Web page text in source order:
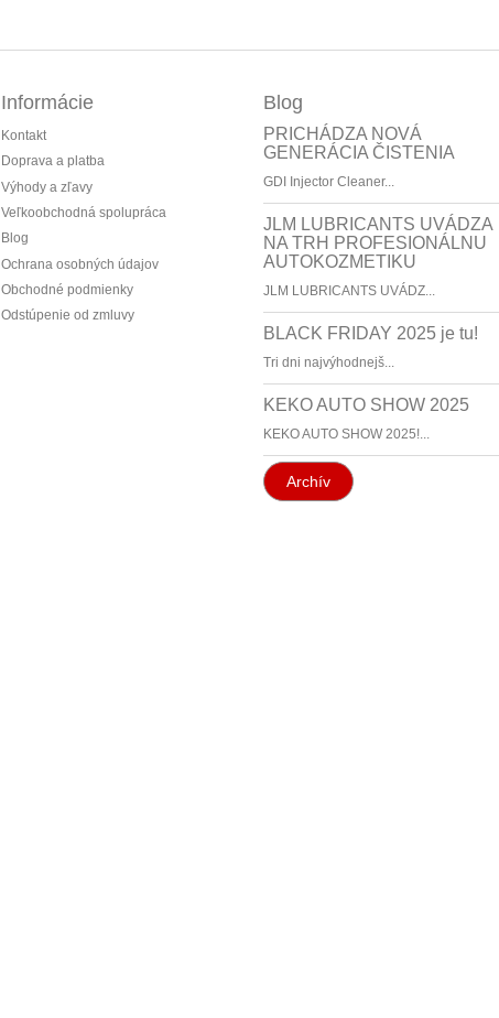
Informácie
Kontakt
Doprava a platba
Výhody a zľavy
Veľkoobchodná spolupráca
Blog
Ochrana osobných údajov
Obchodné podmienky
Odstúpenie od zmluvy
Blog
PRICHÁDZA NOVÁ
GENERÁCIA ČISTENIA
GDI Injector Cleaner...
JLM LUBRICANTS UVÁDZA
NA TRH PROFESIONÁLNU
AUTOKOZMETIKU
JLM LUBRICANTS UVÁDZ...
BLACK FRIDAY 2025 je tu!
Tri dni najvýhodnejš...
KEKO AUTO SHOW 2025
KEKO AUTO SHOW 2025!...
Archív